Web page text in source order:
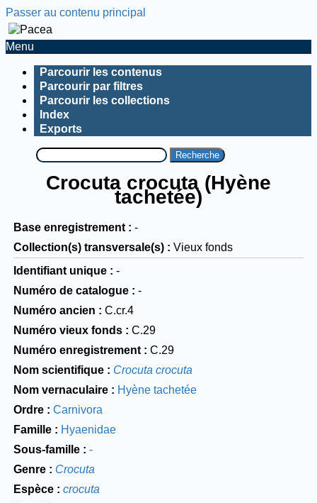
Passer au contenu principal
Menu
Parcourir les contenus
Parcourir par filtres
Parcourir les collections
Index
Exports
Recherche
Crocuta crocuta (Hyène
tachetée)
Base enregistrement
-
Collection(s) transversale(s)
Vieux fonds
Identifiant unique
-
Numéro de catalogue
-
Numéro ancien
C.cr.4
Numéro vieux fonds
C.29
Numéro enregistrement
C.29
Nom scientifique
Crocuta crocuta
Nom vernaculaire
Hyène tachetée
Ordre
Carnivora
Famille
Hyaenidae
Sous-famille
-
Genre
Crocuta
Espèce
crocuta